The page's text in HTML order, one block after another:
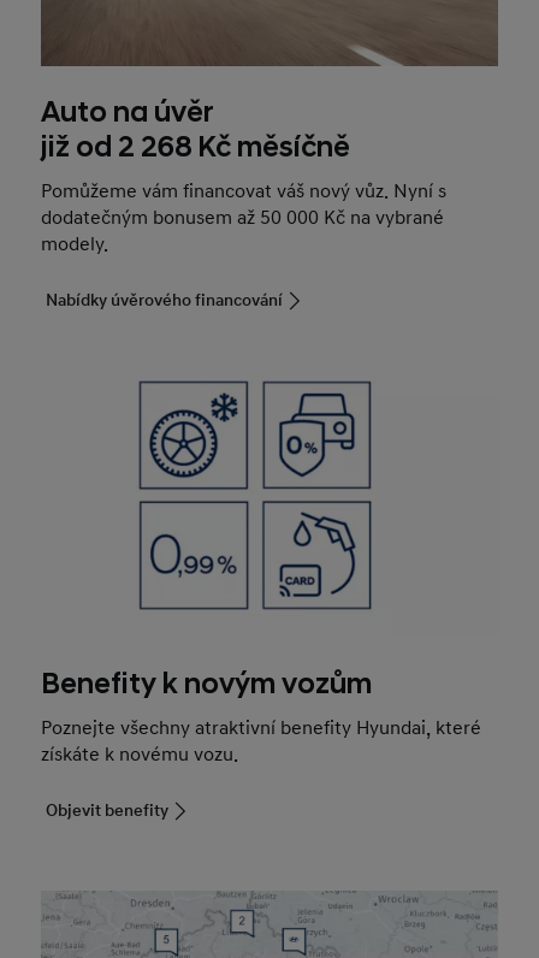
Auto na úvěr
již od 2 268 Kč měsíčně
Pomůžeme vám financovat váš nový vůz. Nyní s
dodatečným bonusem až 50 000 Kč na vybrané
modely.
Nabídky úvěrového financování
Benefity k novým vozům
Poznejte všechny atraktivní benefity Hyundai, které
získáte k novému vozu.
Objevit benefity